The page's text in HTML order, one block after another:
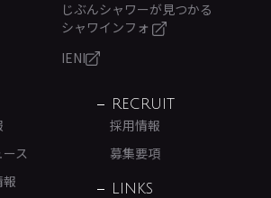
じぶんシャワーが見つかる
シャワインフォ
IENI
ス
報
RECRUIT
採用情報
募集要項
LINKS